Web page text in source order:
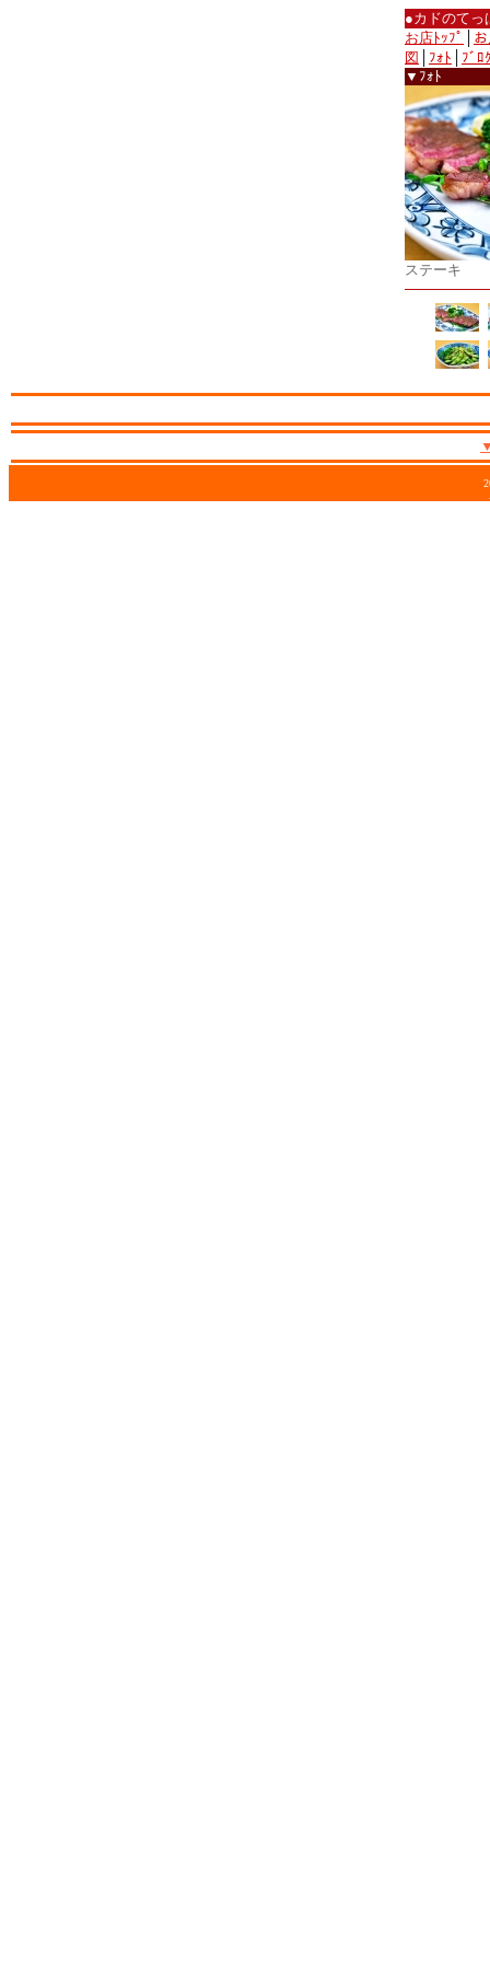
●カドのて
お店ﾄｯﾌﾟ
図
ﾌｫﾄ
ﾌﾞﾛ
▼ﾌｫﾄ
ステーキ